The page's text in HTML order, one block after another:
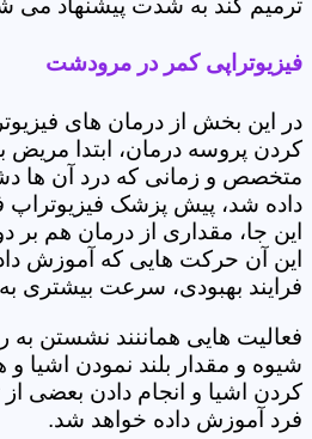
ترمیم کند به شدت پیشنهاد می
فیزیوتراپی کمر در مرودشت
در این بخش از درمان های
کردن پروسه درمان، ابتدا مریض
متخصص و زمانی که درد آن ها
داده شد، پیش پزشک فیزیوتراپ
این جا، مقداری از درمان هم بر
این آن حرکت هایی که آموزش
فرایند بهبودی، سرعت بیشتری
فعالیت هایی هماننند نشستن
شیوه و مقدار بلند نمودن اشیا
کردن اشیا و انجام دادن بعضی
فرد آموزش داده خواهد شد.